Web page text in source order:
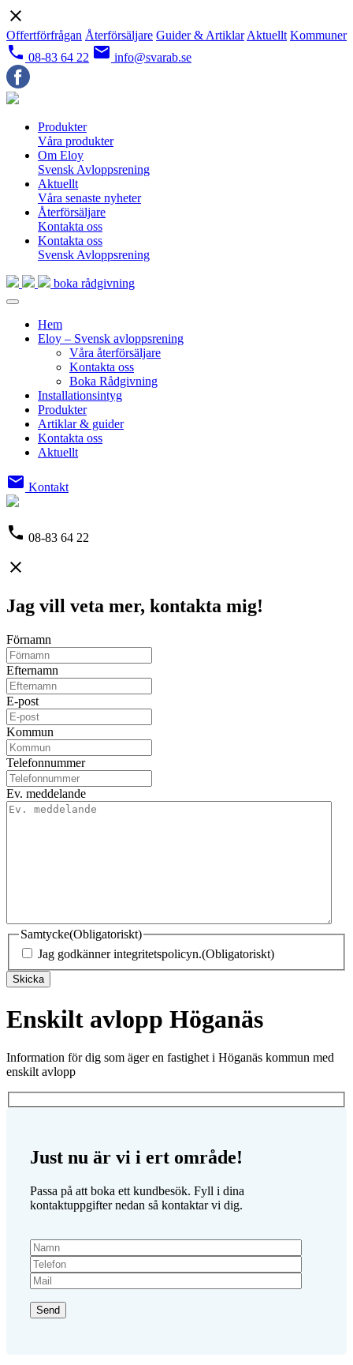
close
Offertförfrågan Återförsäljare Guider & Artiklar Aktuellt Kommuner
local_phone 08-83 64 22 email info@svarab.se
Produkter
Våra produkter
Om Eloy
Svensk Avloppsrening
Aktuellt
Våra senaste nyheter
Återförsäljare
Kontakta oss
Kontakta oss
Svensk Avloppsrening
boka rådgivning
Hem
Eloy – Svensk avloppsrening
Våra återförsäljare
Kontakta oss
Boka Rådgivning
Installationsintyg
Produkter
Artiklar & guider
Kontakta oss
Aktuellt
email Kontakt
phone 08-83 64 22
close
Jag vill veta mer, kontakta mig!
Förnamn
Efternamn
E-post
Kommun
Telefonnummer
Ev. meddelande
Samtycke(Obligatoriskt)
Jag godkänner integritetspolicyn.(Obligatoriskt)
Skicka
Enskilt avlopp Höganäs
Information för dig som äger en fastighet i Höganäs kommun med
enskilt avlopp
Just nu är vi i ert område!
Passa på att boka ett kundbesök. Fyll i dina
kontaktuppgifter nedan så kontaktar vi dig.